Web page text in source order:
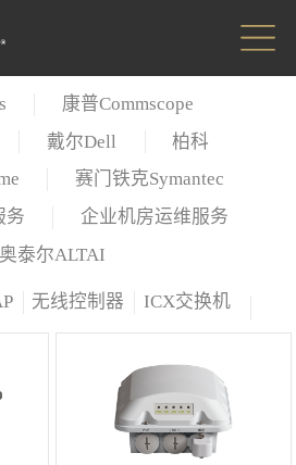
康普Commscope
戴尔Dell
柏科
赛门铁克Symantec
务
企业机房运维服务
奥泰尔ALTAI
无线控制器 ICX交换机
缆
室内&室外通用光缆
光缆
室外复合光缆
缆 7A/7类线缆
6类线缆